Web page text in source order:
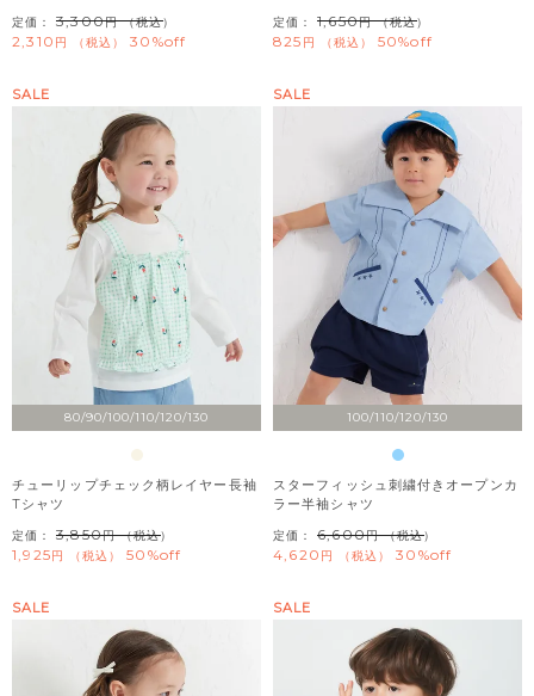
定価： 3,300 （税込）
2,310 税込 30%off
定価： 1,650 （税込）
825 税込 50%off
80/90/100/110/120/130
SALE
チューリップチェック柄レイヤー長袖
Tシャツ
定価： 3,850 （税込）
1,925 税込 50%off
100/110/120/130
SALE
スターフィッシュ刺繍付きオープンカ
ラー半袖シャツ
定価： 6,600 （税込）
4,620 税込 30%off
SALE SALE